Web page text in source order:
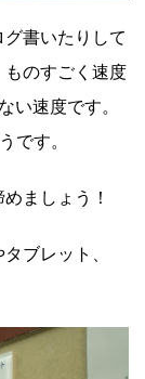
書いたりして
のすごく速度
い速度です。
です。
ましょう！
ブレット、